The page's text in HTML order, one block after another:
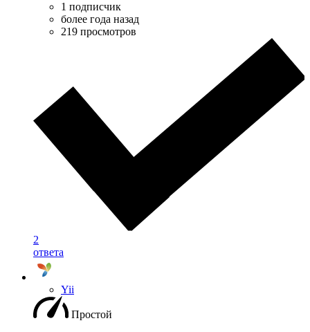
1 подписчик
более года назад
219 просмотров
2
ответа
Yii
Простой